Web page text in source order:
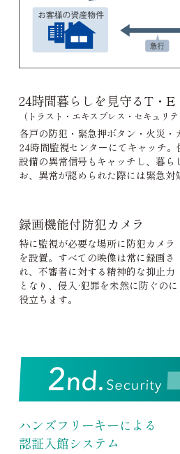
24時間暮らしを見守るT・E
（トラスト・エキスプレス・セキュリテ
各戸の防犯・緊急押ボタン・火災・
24時間監視センターにてキャッチ
設備の異常信号もキャッチし、暮ら
お、異常が認められた際には緊急対
録画機能付防犯カメラ
特に監視が必要な場所に防犯カメラ
を設置。すべての映像は常に録画さ
れ、不審者に対する精神的な抑止力
となり、侵入·犯罪を未然に防ぐのに
役立ちます。
ハンズフリーキーによる
認証入館システム